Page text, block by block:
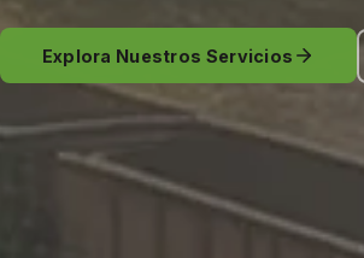
Explora Nuestros Servicios